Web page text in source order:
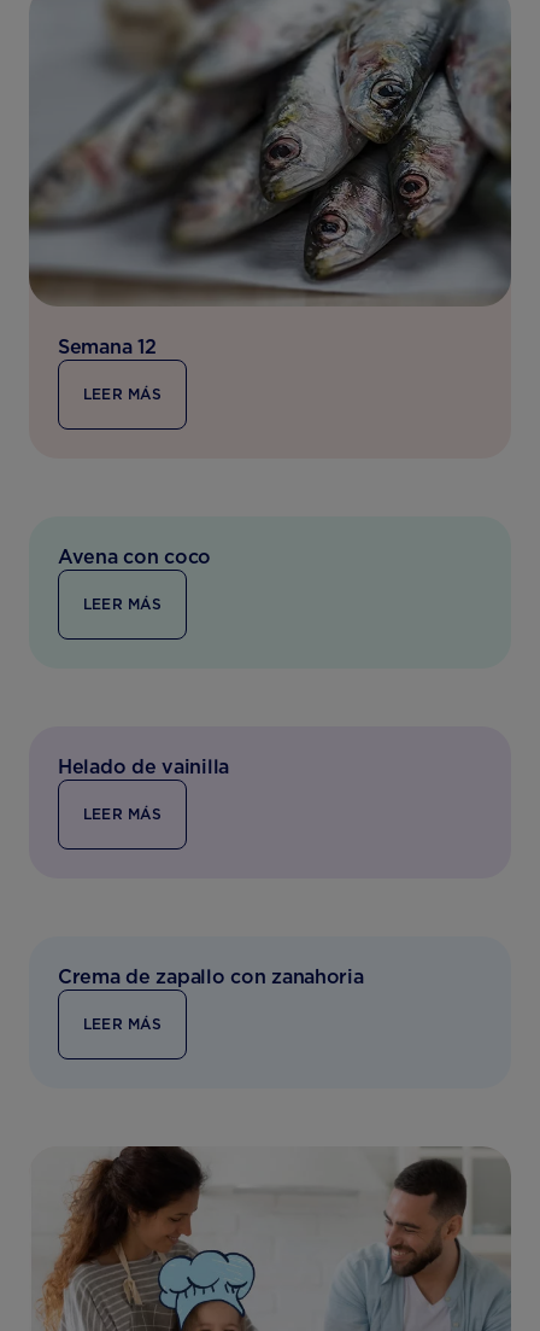
Semana 12
LEER MÁS
Avena con coco
LEER MÁS
Helado de vainilla
LEER MÁS
Crema de zapallo con zanahoria
LEER MÁS